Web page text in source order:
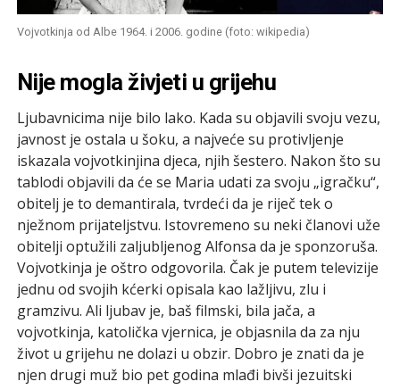
Vojvotkinja od Albe 1964. i 2006. godine (foto: wikipedia)
Nije mogla živjeti u grijehu
Ljubavnicima nije bilo lako. Kada su objavili svoju vezu,
javnost je ostala u šoku, a najveće su protivljenje
iskazala vojvotkinjina djeca, njih šestero. Nakon što su
tablodi objavili da će se Maria udati za svoju „igračku“,
obitelj je to demantirala, tvrdeći da je riječ tek o
nježnom prijateljstvu. Istovremeno su neki članovi uže
obitelji optužili zaljubljenog Alfonsa da je sponzoruša.
Vojvotkinja je oštro odgovorila. Čak je putem televizije
jednu od svojih kćerki opisala kao lažljivu, zlu i
gramzivu. Ali ljubav je, baš filmski, bila jača, a
vojvotkinja, katolička vjernica, je objasnila da za nju
život u grijehu ne dolazi u obzir. Dobro je znati da je
njen drugi muž bio pet godina mlađi bivši jezuitski